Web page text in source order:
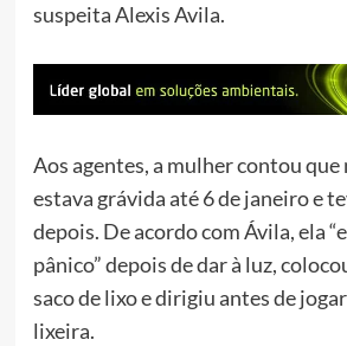
suspeita Alexis Avila.
Aos agentes, a mulher contou que
estava grávida até 6 de janeiro e
depois. De acordo com Ávila, ela
pânico” depois de dar à luz,
saco de lixo e dirigiu antes de
lixeira.